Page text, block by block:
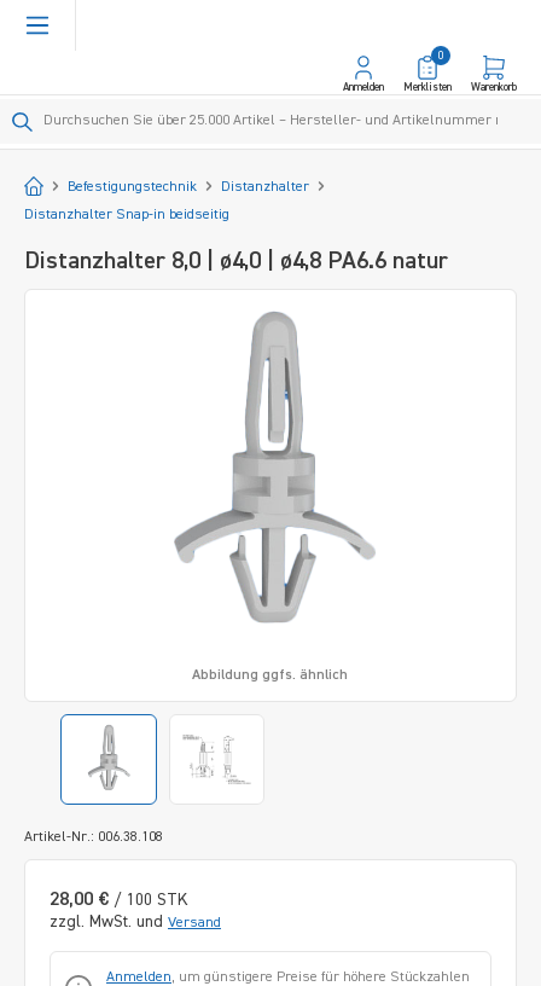
springen
Anmelden Merklisten
0
Warenkorb
Startseite
Befestigungstechnik
Distanzhalter
Distanzhalter Snap-in beidseitig
Distanzhalter 8,0 | ø4,0 | ø4,8 PA6.6 natur
Artikel-Nr.: 006.38.108
Abbildung ggfs. ähnlich
28,00 € / 100 STK
zzgl. MwSt. und Versand
Anmelden, um günstigere Preise für höhere Stückzahlen